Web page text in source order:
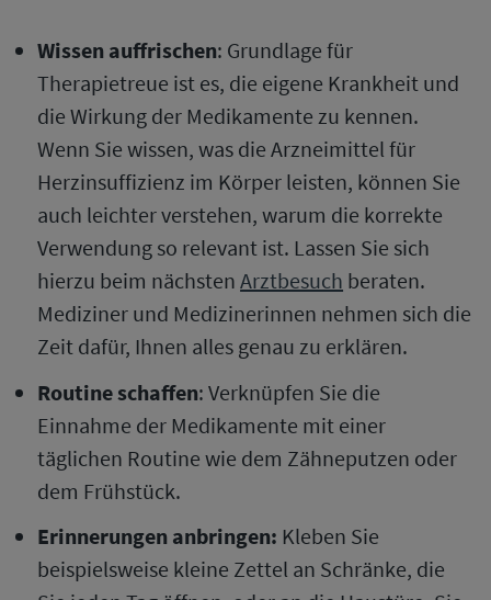
Wissen auffrischen: Grundlage für
Therapietreue ist es, die eigene Krankheit und
die Wirkung der Medikamente zu kennen.
Wenn Sie wissen, was die Arzneimittel für
Herzinsuffizienz im Körper leisten, können Sie
auch leichter verstehen, warum die korrekte
Verwendung so relevant ist. Lassen Sie sich
hierzu beim nächstenArztbesuch beraten.
Mediziner und Medizinerinnen nehmen sich die
Zeit dafür, Ihnen alles genau zu erklären.
Routine schaffen: Verknüpfen Sie die
Einnahme der Medikamente mit einer
täglichen Routine wie dem Zähneputzen oder
dem Frühstück.
Erinnerungen anbringen: Kleben Sie
beispielsweise kleine Zettel an Schränke, die